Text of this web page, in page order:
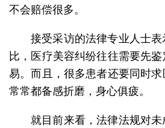
不会赔偿很多。
接受采访的法律专业人士
比，医疗美容纠纷往往需要先
易。而且，很多患者还要同时
常常都备感折磨，身心俱疲。
就目前来看，法律法规对